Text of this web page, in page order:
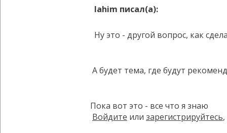
lahim писал(а):
Ну это - другой вопрос, как
А будет тема, где будут
Пока вот это - все что я знаю
Войдите или зарегистрируйтесь